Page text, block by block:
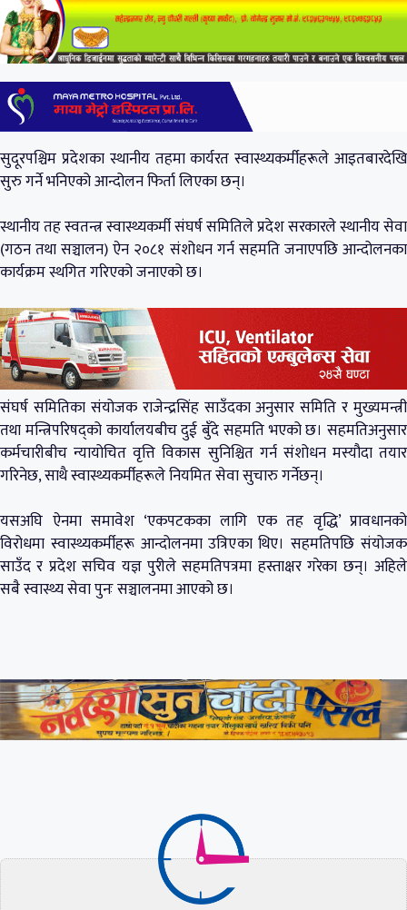
सुदूरपश्चिम प्रदेशका स्थानीय तहमा कार्यरत स्वास्थ्यकर्मीहरूले आइतबारदेखि
सुरु गर्ने भनिएको आन्दोलन फिर्ता लिएका छन्।
स्थानीय तह स्वतन्त्र स्वास्थ्यकर्मी संघर्ष समितिले प्रदेश सरकारले स्थानीय सेवा
(गठन तथा सञ्चालन) ऐन २०८१ संशोधन गर्न सहमति जनाएपछि आन्दोलनका
कार्यक्रम स्थगित गरिएको जनाएको छ।
संघर्ष समितिका संयोजक राजेन्द्रसिंह साउँदका अनुसार समिति र मुख्यमन्त्री
तथा मन्त्रिपरिषद्को कार्यालयबीच दुई बुँदे सहमति भएको छ। सहमतिअनुसार
कर्मचारीबीच न्यायोचित वृत्ति विकास सुनिश्चित गर्न संशोधन मस्यौदा तयार
गरिनेछ, साथै स्वास्थ्यकर्मीहरूले नियमित सेवा सुचारु गर्नेछन्।
यसअघि ऐनमा समावेश ‘एकपटकका लागि एक तह वृद्धि’ प्रावधानको
विरोधमा स्वास्थ्यकर्मीहरू आन्दोलनमा उत्रिएका थिए। सहमतिपछि संयोजक
साउँद र प्रदेश सचिव यज्ञ पुरीले सहमतिपत्रमा हस्ताक्षर गरेका छन्। अहिले
सबै स्वास्थ्य सेवा पुनः सञ्चालनमा आएको छ।